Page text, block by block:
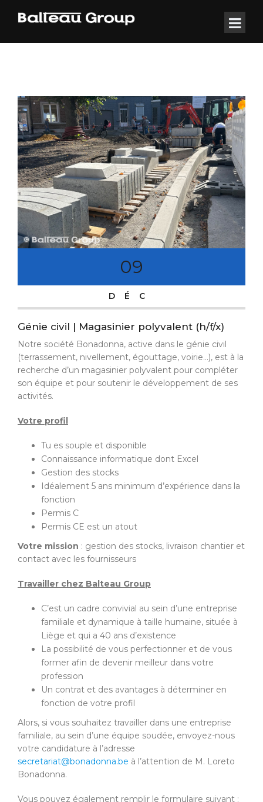
09
DÉC
Génie civil | Magasinier polyvalent (h/f/x)
Notre société Bonadonna, active dans le génie civil
(terrassement, nivellement, égouttage, voirie…), est à la
recherche d’un magasinier polyvalent pour compléter
son équipe et pour soutenir le développement de ses
activités.
Votre profil
Tu es souple et disponible
Connaissance informatique dont Excel
Gestion des stocks
Idéalement 5 ans minimum d’expérience dans la
fonction
Permis C
Permis CE est un atout
Votre mission : gestion des stocks, livraison chantier et
contact avec les fournisseurs
Travailler chez Balteau Group
C’est un cadre convivial au sein d’une entreprise
familiale et dynamique à taille humaine, située à
Liège et qui a 40 ans d’existence
La possibilité de vous perfectionner et de vous
former afin de devenir meilleur dans votre
profession
Un contrat et des avantages à déterminer en
fonction de votre profil
Alors, si vous souhaitez travailler dans une entreprise
familiale, au sein d’une équipe soudée, envoyez-nous
votre candidature à l’adresse
secretariat@bonadonna.be à l’attention de M. Loreto
Bonadonna.
Vous pouvez également remplir le formulaire suivant :